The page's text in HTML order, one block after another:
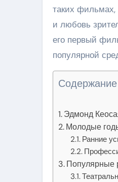
таких фильмах,
и любовь
его первый
популярной
Содержание
Эдмонд
Молодые
Ранние
Популярные